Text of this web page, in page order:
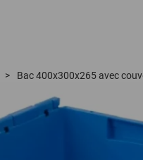
Bac 400x300x265 avec